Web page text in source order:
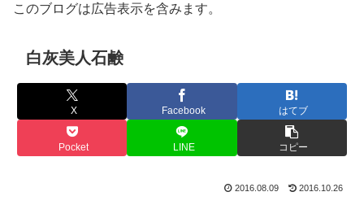
このブログは広告表示を含みます。
白灰美人石鹸
X Facebook はてブ
Pocket LINE コピー
2016.08.09 2016.10.26